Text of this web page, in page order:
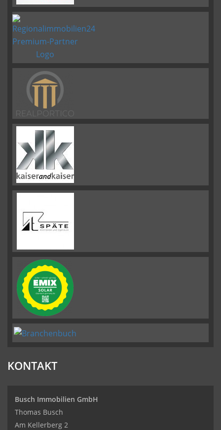
KONTAKT
Busch Immobilien GmbH
Thomas Busch
Am Kellerberg 2